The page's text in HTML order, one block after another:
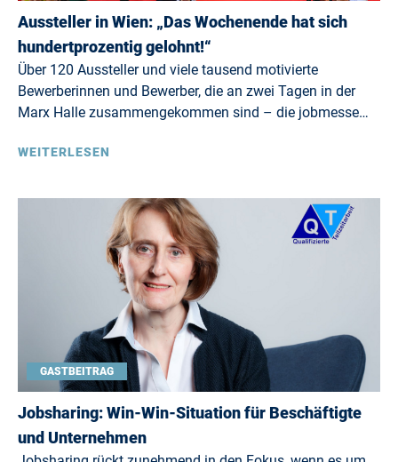
Aussteller in Wien: „Das Wochenende hat sich
hundertprozentig gelohnt!“
Über 120 Aussteller und viele tausend motivierte
Bewerberinnen und Bewerber, die an zwei Tagen in der
Marx Halle zusammengekommen sind – die jobmesse…
WEITERLESEN
GASTBEITRAG
Jobsharing: Win-Win-Situation für Beschäftigte
und Unternehmen